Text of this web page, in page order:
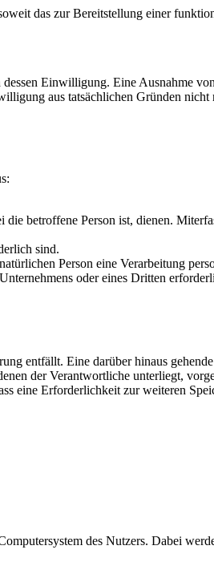
das zur Bereitstellung einer
Einwilligung. Eine Ausnahme
aus tatsächlichen Gründen nicht
betroffene Person ist, dienen.
sind.
Person eine Verarbeitung
oder eines Dritten
entfällt. Eine darüber hinaus
der Verantwortliche unterliegt,
eine Erforderlichkeit zur weiteren
des Nutzers. Dabei